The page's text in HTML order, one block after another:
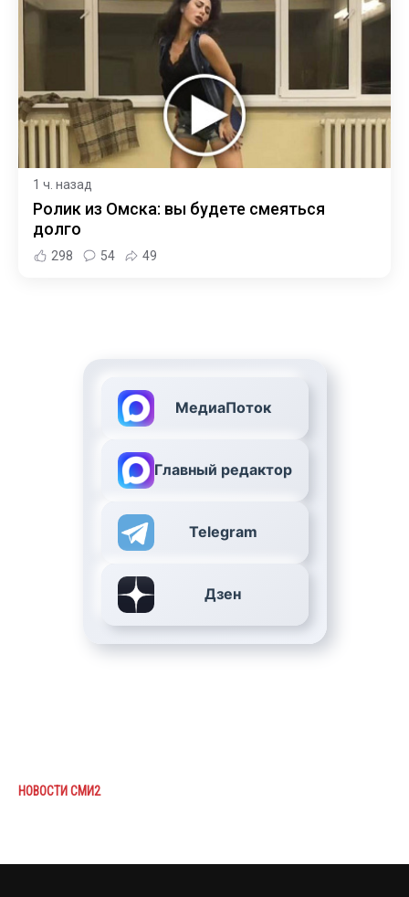
1 ч. назад
Ролик из Омска: вы будете смеяться
долго
298 54 49
МедиаПоток
Главный редактор
Telegram
Дзен
НОВОСТИ СМИ2